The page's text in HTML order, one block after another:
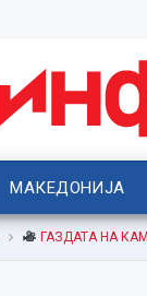
МАКЕДОНИЈА
ГАЗДАТА НА